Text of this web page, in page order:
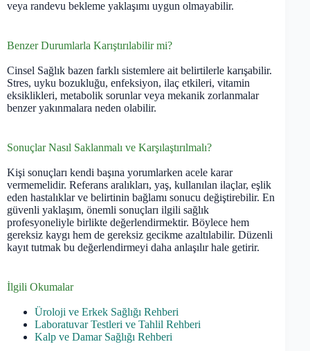
veya randevu bekleme yaklaşımı uygun olmayabilir.
Benzer Durumlarla Karıştırılabilir mi?
Cinsel Sağlık bazen farklı sistemlere ait belirtilerle karışabilir.
Stres, uyku bozukluğu, enfeksiyon, ilaç etkileri, vitamin
eksiklikleri, metabolik sorunlar veya mekanik zorlanmalar
benzer yakınmalara neden olabilir.
Sonuçlar Nasıl Saklanmalı ve Karşılaştırılmalı?
Kişi sonuçları kendi başına yorumlarken acele karar
vermemelidir. Referans aralıkları, yaş, kullanılan ilaçlar, eşlik
eden hastalıklar ve belirtinin bağlamı sonucu değiştirebilir. En
güvenli yaklaşım, önemli sonuçları ilgili sağlık
profesyoneliyle birlikte değerlendirmektir. Böylece hem
gereksiz kaygı hem de gereksiz gecikme azaltılabilir. Düzenli
kayıt tutmak bu değerlendirmeyi daha anlaşılır hale getirir.
İlgili Okumalar
Üroloji ve Erkek Sağlığı Rehberi
Laboratuvar Testleri ve Tahlil Rehberi
Kalp ve Damar Sağlığı Rehberi